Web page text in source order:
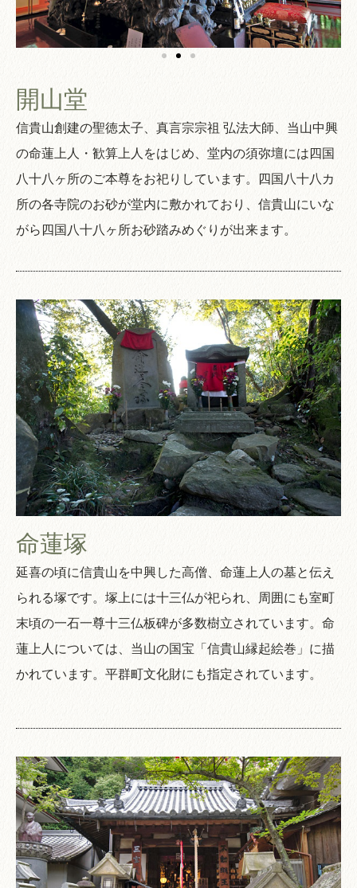
開山堂
信貴山創建の聖徳太子、真言宗宗祖 弘法大師、当山中興
の命蓮上人・歓算上人をはじめ、堂内の須弥壇には四国
八十八ヶ所のご本尊をお祀りしています。四国八十八カ
所の各寺院のお砂が堂内に敷かれており、信貴山にいな
がら四国八十八ヶ所お砂踏みめぐりが出来ます。
命蓮塚
延喜の頃に信貴山を中興した高僧、命蓮上人の墓と伝え
られる塚です。塚上には十三仏が祀られ、周囲にも室町
末頃の一石一尊十三仏板碑が多数樹立されています。命
蓮上人については、当山の国宝「信貴山縁起絵巻」に描
かれています。平群町文化財にも指定されています。